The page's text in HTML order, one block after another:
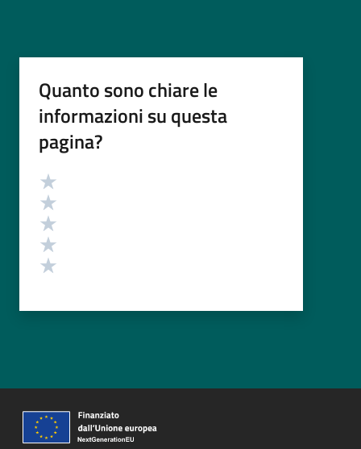
Quanto sono chiare le
informazioni su questa
pagina?
Valutazione